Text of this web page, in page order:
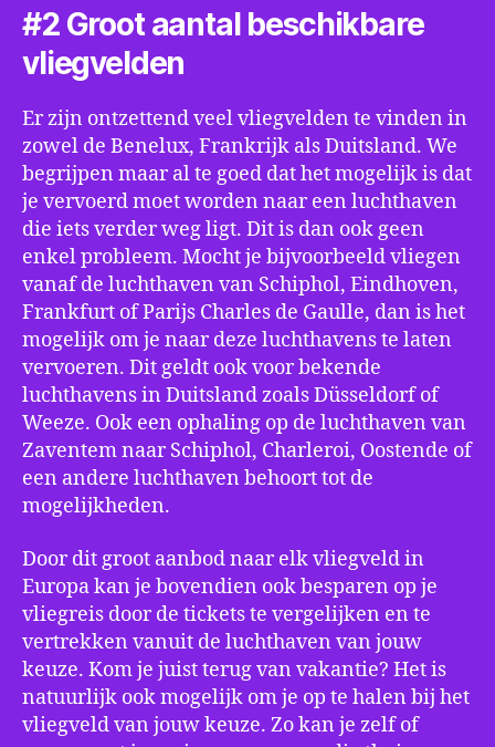
#2 Groot aantal beschikbare
vliegvelden
Er zijn ontzettend veel vliegvelden te vinden in
zowel de Benelux, Frankrijk als Duitsland. We
begrijpen maar al te goed dat het mogelijk is dat
je vervoerd moet worden naar een luchthaven
die iets verder weg ligt. Dit is dan ook geen
enkel probleem. Mocht je bijvoorbeeld vliegen
vanaf de luchthaven van Schiphol, Eindhoven,
Frankfurt of Parijs Charles de Gaulle, dan is het
mogelijk om je naar deze luchthavens te laten
vervoeren. Dit geldt ook voor bekende
luchthavens in Duitsland zoals Düsseldorf of
Weeze. Ook een ophaling op de luchthaven van
Zaventem naar Schiphol, Charleroi, Oostende of
een andere luchthaven behoort tot de
mogelijkheden.
Door dit groot aanbod naar elk vliegveld in
Europa kan je bovendien ook besparen op je
vliegreis door de tickets te vergelijken en te
vertrekken vanuit de luchthaven van jouw
keuze. Kom je juist terug van vakantie? Het is
natuurlijk ook mogelijk om je op te halen bij het
vliegveld van jouw keuze. Zo kan je zelf of